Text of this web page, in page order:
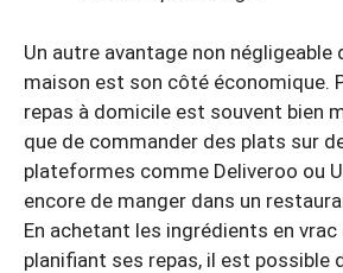
Un autre avantage non négligeable
maison est son côté économique.
repas à domicile est souvent bien
que de commander des plats sur
plateformes comme Deliveroo ou
encore de manger dans un
En achetant les ingrédients en vrac
planifiant ses repas, il est possible